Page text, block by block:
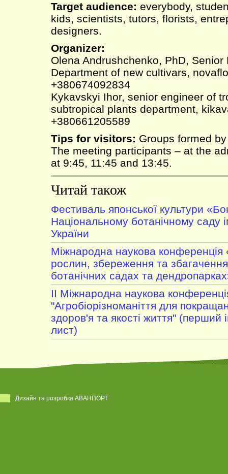
Target audience: everybody,
kids, scientists, tutors, florists,
designers.
Organizer:
Olena Andrushchenko, PhD, Senior
Department of new cultivars,
+380674092834
Kykavskyi Ihor, senior engineer of
subtropical plants department,
+380661205589
Tips for visitors: Groups formed
The meeting participants – at the
at 9:45, 11:45 and 13:45.
Читай також
Фестиваль японської культури
Національному ботанічному
України
Міжнародна наукова конференція
рослин, збереження та збагачення
ботанічних садах та
II Міжнародна наукова
"Агробіорізноманіття для
здоров'я та якості життя" (перший
лист)
Дизайн та розробка АВАНПОРТ